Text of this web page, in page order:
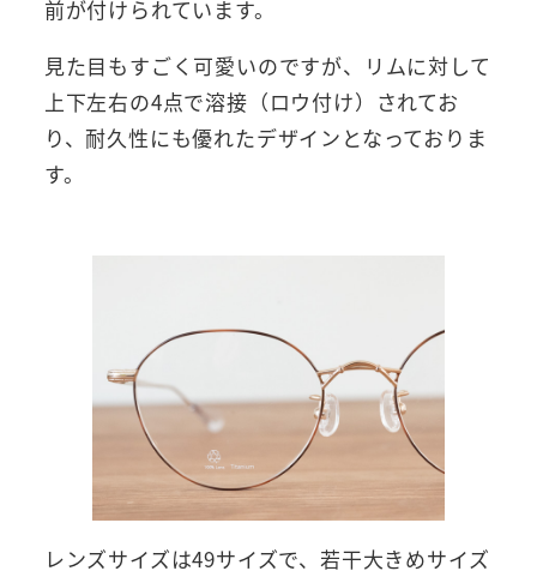
前が付けられています。
見た目もすごく可愛いのですが、リムに対して
上下左右の4点で溶接（ロウ付け）されてお
り、耐久性にも優れたデザインとなっておりま
す。
レンズサイズは49サイズで、若干大きめサイズ